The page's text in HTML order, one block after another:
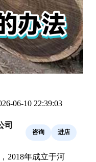
06-10 22:39:03
司
咨询 进店
2018年成立于河